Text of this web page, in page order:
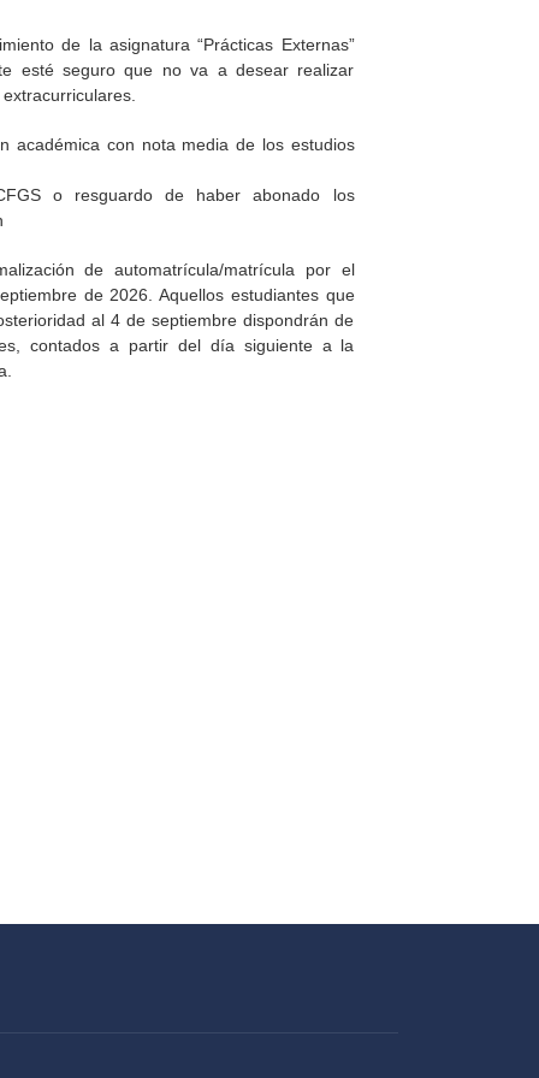
de la asignatura “Prácticas Externas”
esté seguro que no va a desear realizar
académica con nota media de los estudios
o resguardo de haber abonado los
de automatrícula/matrícula por el
de 2026. Aquellos estudiantes que
al 4 de septiembre dispondrán de
contados a partir del día siguiente a la